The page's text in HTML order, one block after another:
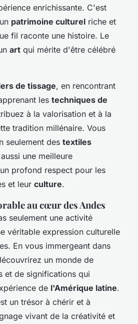
enrichissante. C'est
patrimoine culturel riche et
fil raconte une histoire. Le
art qui mérite d'être célébré
de tissage, en rencontrant
les techniques de
à la valorisation et à la
tradition millénaire. Vous
seulement des textiles
une meilleure
profond respect pour les
et leur culture.
au cœur des Andes
seulement une activité
véritable expression culturelle
En vous immergeant dans
un monde de
et de significations qui
de l'Amérique latine.
un trésor à chérir et à
vivant de la créativité et